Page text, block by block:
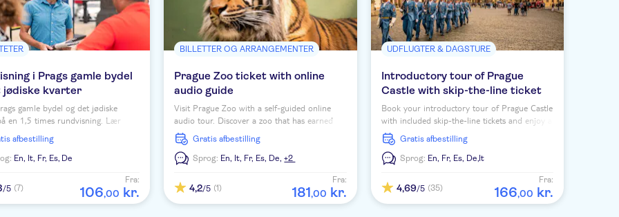
i Prags gamle bydel
jødiske kvarter
gamle bydel og det jødiske
en 1,5 times rundvisning. Lær
Prags jødiske arv og det berømte
ur.
afbestilling
En, It, Fr, Es, De
/5 (7)
Fra:
106,00 kr.
BILLETTER OG ARRANGEMENTER
Prague Zoo ticket with online
audio guide
Visit Prague Zoo with a self-guided online
audio tour. Discover a zoo that has earned
respect around the world for its success in
breeding.
Gratis afbestilling
Sprog: En, It, Fr, Es, De,+2
4,2/5 (1)
Fra:
181,00 kr.
UDFLUGTER & DAGSTURE
Introductory tour of Prague
Castle with skip-the-line ticket
Book your introductory tour of Prague Castle
with included skip-the-line tickets and enjoy a
visit of the castle complex with its beautiful
interiors.
Gratis afbestilling
Sprog: En, Fr, Es, De,It
4,69/5 (35)
Fra:
166,00 kr.